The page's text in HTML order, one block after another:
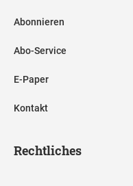
Abonnieren
Abo-Service
E-Paper
Kontakt
Rechtliches